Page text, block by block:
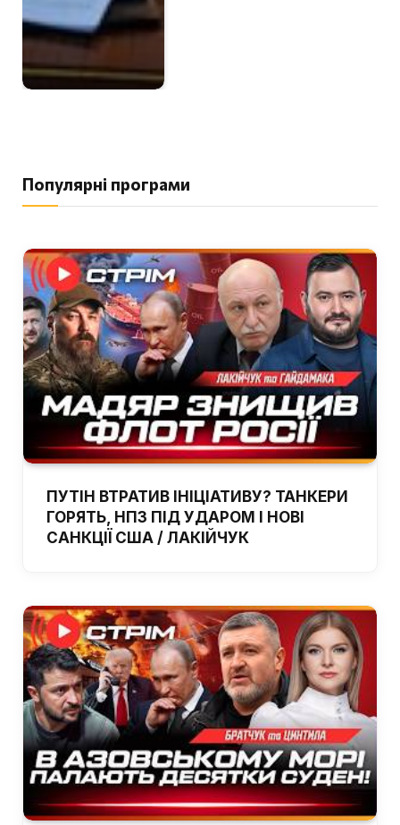
Популярні програми
ПУТІН ВТРАТИВ ІНІЦІАТИВУ? ТАНКЕРИ
ГОРЯТЬ, НПЗ ПІД УДАРОМ І НОВІ
САНКЦІЇ США / ЛАКІЙЧУК